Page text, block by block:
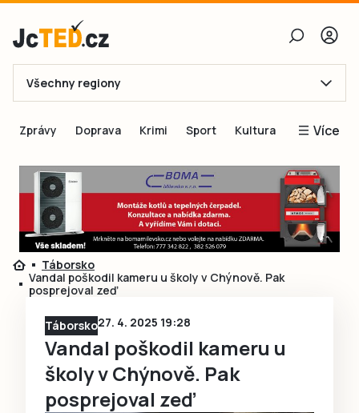
E-mail
Obnovit heslo
Přihlásit se
Všechny regiony
Zprávy Doprava Krimi Sport Kultura Více
Blogy
Inspirace
Čtenáři píší
Speciální přílohy
Táborsko
Vandal poškodil kameru u školy v Chýnově. Pak
posprejoval zeď
Táborsko27. 4. 2025 19:28
Vandal poškodil kameru u
školy v Chýnově. Pak
posprejoval zeď